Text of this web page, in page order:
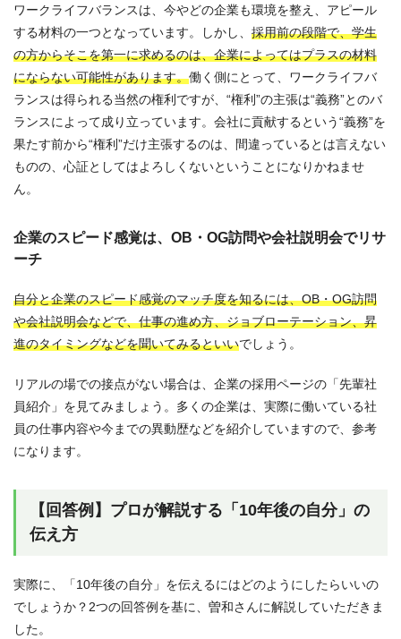
ワークライフバランスは、今やどの企業も環境を整え、アピール
する材料の一つとなっています。しかし、 採用前の段階で、学生
の方からそこを第一に求めるのは、企業によってはプラスの材料
にならない可能性があります。働く側にとって、ワークライフバ
ランスは得られる当然の権利ですが、“権利”の主張は“義務”とのバ
ランスによって成り立っています。会社に貢献するという“義務”を
果たす前から“権利”だけ主張するのは、間違っているとは言えない
ものの、心証としてはよろしくないということになりかねませ
ん。
企業のスピード感覚は、OB・OG訪問や会社説明会でリサ
ーチ
自分と企業のスピード感覚のマッチ度を知るには、OB・OG訪問
や会社説明会などで、仕事の進め方、ジョブローテーション、昇
進のタイミングなどを聞いてみるといいでしょう。
リアルの場での接点がない場合は、企業の採用ページの「先輩社
員紹介」を見てみましょう。多くの企業は、実際に働いている社
員の仕事内容や今までの異動歴などを紹介していますので、参考
になります。
【回答例】プロが解説する「10年後の自分」の
伝え方
実際に、「10年後の自分」を伝えるにはどのようにしたらいいの
でしょうか？2つの回答例を基に、曽和さんに解説していただきま
した。